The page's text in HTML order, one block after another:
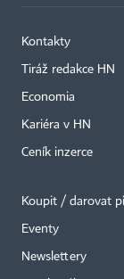
Kontakty
Tiráž redakce HN
Economia
Kariéra v HN
Ceník inzerce
Koupit / darovat
Eventy
Newslettery